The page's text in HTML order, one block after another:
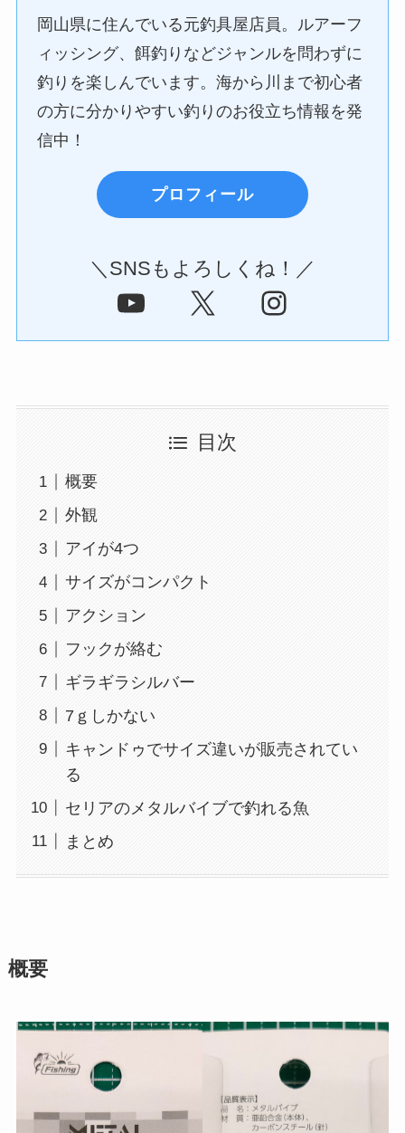
岡山県に住んでいる元釣具屋店員。ルアーフ
ィッシング、餌釣りなどジャンルを問わずに
釣りを楽しんでいます。海から川まで初心者
の方に分かりやすい釣りのお役立ち情報を発
信中！
プロフィール
＼SNSもよろしくね！／
YouTube X Instagram
目次
概要
外観
アイが4つ
サイズがコンパクト
アクション
フックが絡む
ギラギラシルバー
7ｇしかない
キャンドゥでサイズ違いが販売されてい
る
セリアのメタルバイブで釣れる魚
まとめ
概要